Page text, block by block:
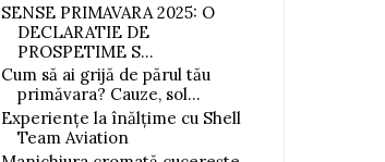
SENSE PRIMAVARA 2025: O
DECLARATIE DE
PROSPETIME S...
Cum să ai grijă de părul tău
primăvara? Cauze, sol...
Experiențe la înălțime cu Shell
Team Aviation